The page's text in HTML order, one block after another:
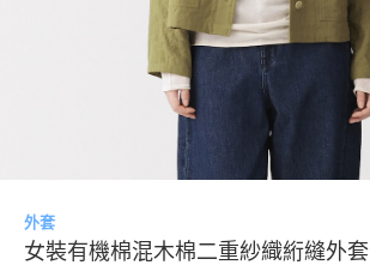
外套
女裝有機棉混木棉二重紗織絎縫外套